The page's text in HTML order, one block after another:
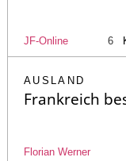
JF-Online 6
AUSLAND
Frankreich
Florian Werner